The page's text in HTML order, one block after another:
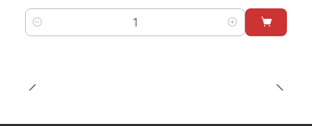
Cantidad